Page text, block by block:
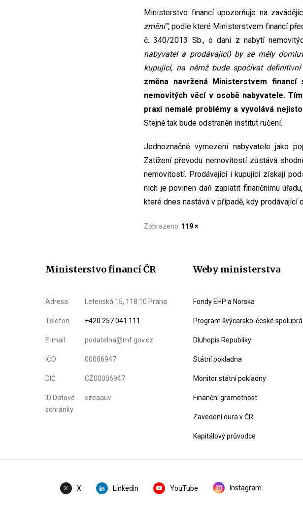
Ministerstvo financí upozorňuje na
změní“, podle které Ministerstvem financí
č. 340/2013 Sb., o dani z nabytí
nabyvatel a prodávající) by se měly
kupující, na němž bude spočívat
změna navržená Ministerstvem
nemovitých věcí v osobě nabyvatele.
praxi nemalé problémy a vyvolává
Stejně tak bude odstraněn institut ručení.
Jednoznačné vymezení nabyvatele jako
Zatížení převodu nemovitostí zůstává
nemovitostí. Prodávající i kupující získají
nich je povinen daň zaplatit finančnímu
které dnes nastává v případě, kdy prodávající
Zobrazeno 119 ×
Ministerstvo financí ČR
Adresa Letenská 15, 118 10 Praha
Telefon +420 257 041 111
E-mail podatelna@mf.gov.cz
IČO 00006947
DIČ CZ00006947
ID Datové
schránky
xzeaauv
Weby ministerstva
Fondy EHP a Norska
Program švýcarsko-české
Dluhopis Republiky
Státní pokladna
Monitor státní pokladny
Finanční gramotnost
Zavedení eura v ČR
Kapitálový průvodce
X Linkedin YouTube Instagram